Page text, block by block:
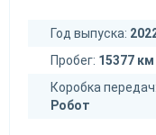
Год выпуска:
Пробег: 15377 км
Коробка передач:
Робот